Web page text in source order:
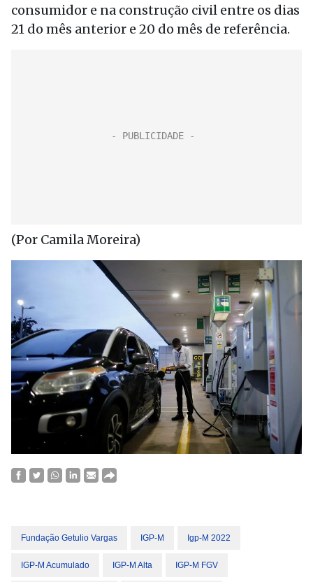
consumidor e na construção civil entre os dias
21 do mês anterior e 20 do mês de referência.
(Por Camila Moreira)
Fundação Getulio Vargas IGP-M Igp-M 2022
IGP-M Acumulado IGP-M Alta IGP-M FGV